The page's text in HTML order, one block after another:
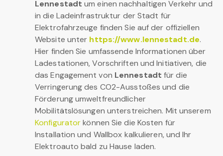
Lennestadt um einen nachhaltigen Verkehr und
in die Ladeinfrastruktur der Stadt für
Elektrofahrzeuge finden Sie auf der offiziellen
Website unter https://www.lennestadt.de.
Hier finden Sie umfassende Informationen über
Ladestationen, Vorschriften und Initiativen, die
das Engagement von Lennestadt für die
Verringerung des CO2-Ausstoßes und die
Förderung umweltfreundlicher
Mobilitätslösungen unterstreichen. Mit unserem
Konfiguratorkönnen Sie die Kosten für
Installation und Wallbox kalkulieren, und Ihr
Elektroauto bald zu Hause laden.